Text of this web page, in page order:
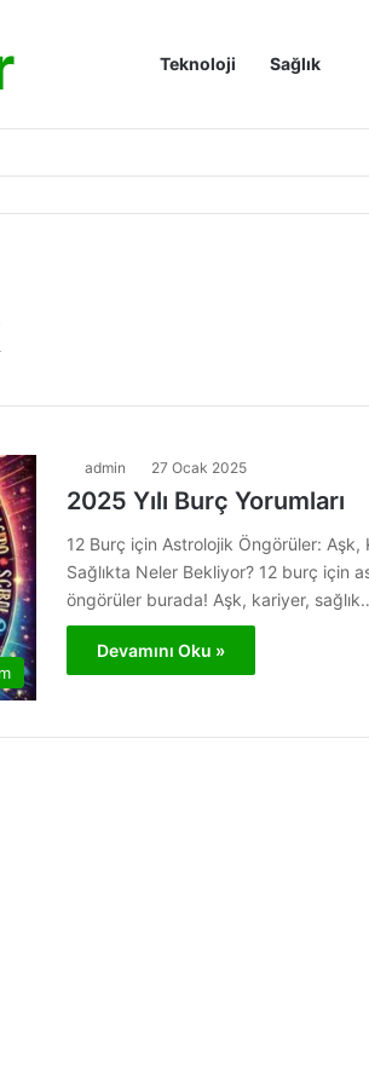
Anasayfa
Teknoloji Sağlık
admin 27 Ocak 2025
2025 Yılı Burç Yorumları
12 Burç için Astrolojik Öngörüler: Aşk,
Sağlıkta Neler Bekliyor? 12 burç için
öngörüler burada! Aşk, kariyer,
Devamını Oku »